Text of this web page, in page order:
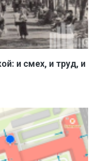
и смех, и труд, и